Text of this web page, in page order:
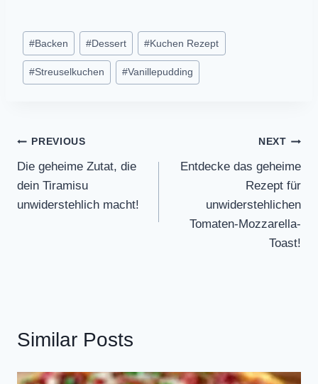
Post
Tags:
#Backen #Dessert #Kuchen Rezept
#Streuselkuchen #Vanillepudding
Post
navigation
PREVIOUS
Die geheime Zutat, die
dein Tiramisu
unwiderstehlich macht!
NEXT
Entdecke das geheime
Rezept für
unwiderstehlichen
Tomaten-Mozzarella-
Toast!
Similar Posts